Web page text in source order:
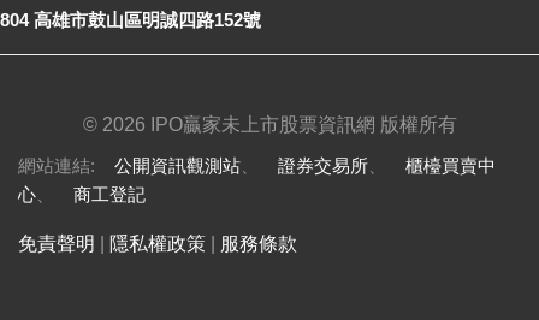
804 高雄市鼓山區明誠四路152號
© 2026 IPO贏家未上市股票資訊網 版權所有
網站連結: 公開資訊觀測站 證券交易所
櫃檯買賣中
心
商工登記
免責聲明 隱私權政策 服務條款